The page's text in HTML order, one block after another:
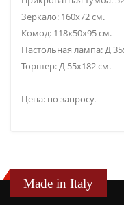
Зеркало: 160х72 см.
Комод: 118х50х95 см.
Настольная лампа: Д
Торшер: Д 55х182 см.
Цена: по запросу.
Made in Italy